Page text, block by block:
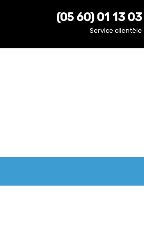
(05 60) 01 13 03
Service clientèle